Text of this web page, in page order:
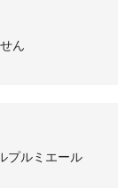
ん
プルミエール